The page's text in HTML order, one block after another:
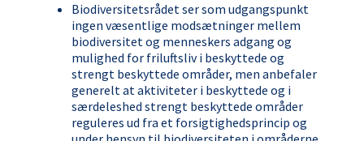
Biodiversitetsrådet ser som udgangspunkt
ingen væsentlige modsætninger mellem
biodiversitet og menneskers adgang og
mulighed for friluftsliv i beskyttede og
strengt beskyttede områder, men anbefaler
generelt at aktiviteter i beskyttede og i
særdeleshed strengt beskyttede områder
reguleres ud fra et forsigtighedsprincip og